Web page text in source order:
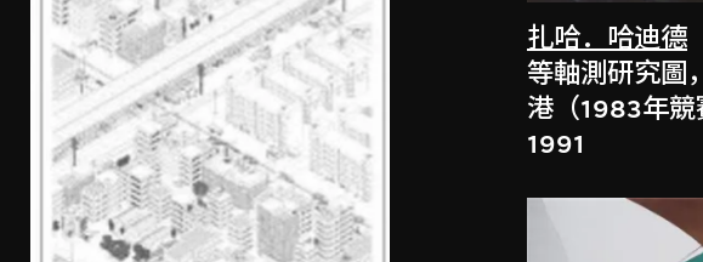
扎哈．哈迪德
等軸測研究圖
港（1983年競
1991